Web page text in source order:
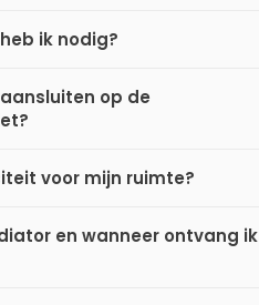
ik nodig?
op de
voor mijn ruimte?
en wanneer ontvang ik